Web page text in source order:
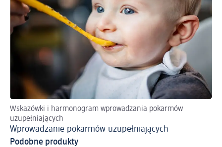
Wskazówki i harmonogram wprowadzania pokarmów
uzupełniających
Wprowadzanie pokarmów uzupełniających
Podobne produkty